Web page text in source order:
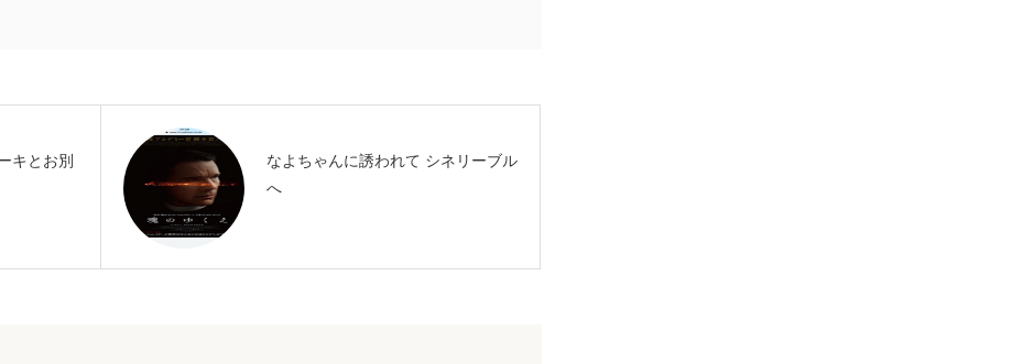
キとお別
なよちゃんに誘われて シネリーブル
へ